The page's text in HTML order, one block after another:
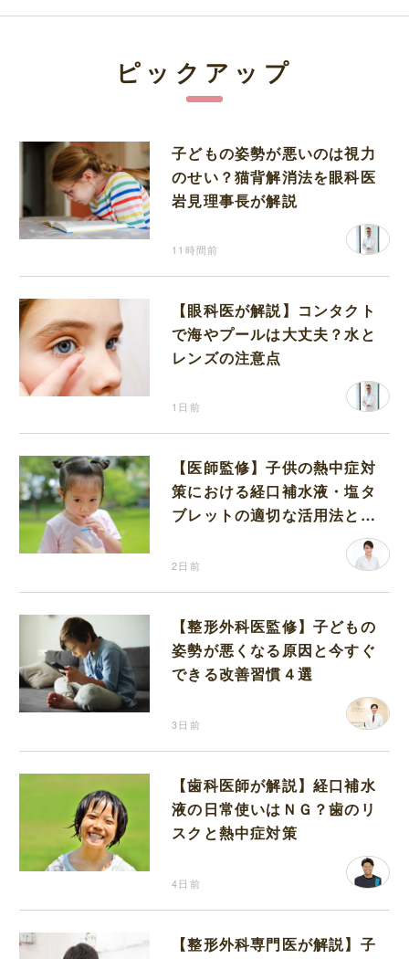
ピックアップ
子どもの姿勢が悪いのは視力
のせい？猫背解消法を眼科医
岩見理事長が解説
11時間前
【眼科医が解説】コンタクト
で海やプールは大丈夫？水と
レンズの注意点
1日前
【医師監修】子供の熱中症対
策における経口補水液・塩タ
ブレットの適切な活用法と水
2日前
【整形外科医監修】子どもの
姿勢が悪くなる原因と今すぐ
できる改善習慣４選
3日前
【歯科医師が解説】経口補水
液の日常使いはＮＧ？歯のリ
スクと熱中症対策
4日前
【整形外科専門医が解説】子